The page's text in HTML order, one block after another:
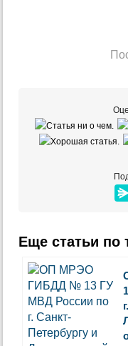
Еще статьи по